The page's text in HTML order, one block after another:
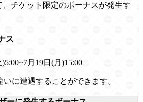
チケット限定のボーナスが発生す
ス
月19日(月)15:00
に遭遇することができます。